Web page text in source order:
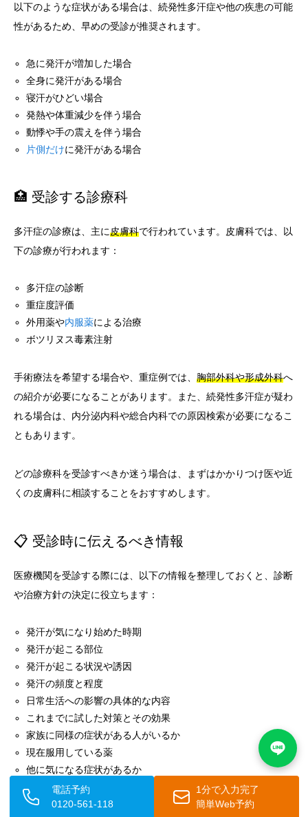
以下のような症状がある場合は、続発性多汗症や他の疾患の可能
性があるため、早めの受診が推奨されます。
急に発汗が増加した場合
全身に発汗がある場合
寝汗がひどい場合
発熱や体重減少を伴う場合
動悸や手の震えを伴う場合
片側だけに発汗がある場合
🏥 受診する診療科
多汗症の診療は、主に皮膚科で行われています。皮膚科では、以
下の診療が行われます：
多汗症の診断
重症度評価
外用薬や内服薬による治療
ボツリヌス毒素注射
手術療法を希望する場合や、重症例では、 胸部外科や形成外科へ
の紹介が必要になることがあります。また、続発性多汗症が疑わ
れる場合は、内分泌内科や総合内科での原因検索が必要になるこ
ともあります。
どの診療科を受診すべきか迷う場合は、まずはかかりつけ医や近
くの皮膚科に相談することをおすすめします。
📋 受診時に伝えるべき情報
医療機関を受診する際には、以下の情報を整理しておくと、診断
や治療方針の決定に役立ちます：
発汗が気になり始めた時期
発汗が起こる部位
発汗が起こる状況や誘因
発汗の頻度と程度
日常生活への影響の具体的な内容
これまでに試した対策とその効果
家族に同様の症状がある人がいるか
現在服用している薬
他に気になる症状があるか
これらの情報をメモにまとめておくと、診察時にスムーズに伝え
電話予約
0120-561-118
1分で入力完了
簡単Web予約